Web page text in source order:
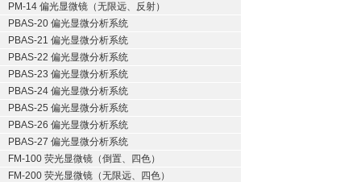
PM-14 偏光显微镜（无限远、反射）
PBAS-20 偏光显微分析系统
PBAS-21 偏光显微分析系统
PBAS-22 偏光显微分析系统
PBAS-23 偏光显微分析系统
PBAS-24 偏光显微分析系统
PBAS-25 偏光显微分析系统
PBAS-26 偏光显微分析系统
PBAS-27 偏光显微分析系统
FM-100 荧光显微镜（倒置、四色）
FM-200 荧光显微镜（无限远、四色）